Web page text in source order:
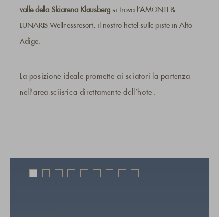
valle della Skiarena Klausberg si trova l’AMONTI &
LUNARIS Wellnessresort, il nostro hotel sulle piste in Alto
Adige.
La posizione ideale promette ai sciatori la partenza
nell'area sciistica direttamente dall’hotel.